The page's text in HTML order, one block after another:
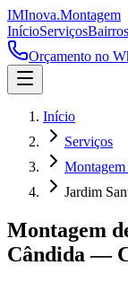
IMInova.Montagem
InícioServiçosBairros
Orçamento no
Início
Serviços
Jardim
Montagem
Cândida —